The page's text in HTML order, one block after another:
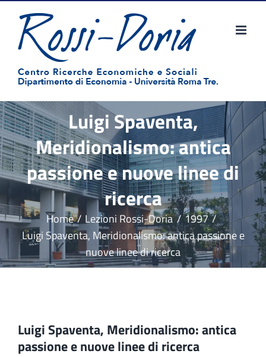
contenuto
Luigi Spaventa,
Meridionalismo: antica
passione e nuove linee di
ricerca
Home Lezioni Rossi-Doria
1997
Luigi Spaventa, Meridionalismo: antica passione e
nuove linee di ricerca
Luigi Spaventa, Meridionalismo: antica
passione e nuove linee di ricerca